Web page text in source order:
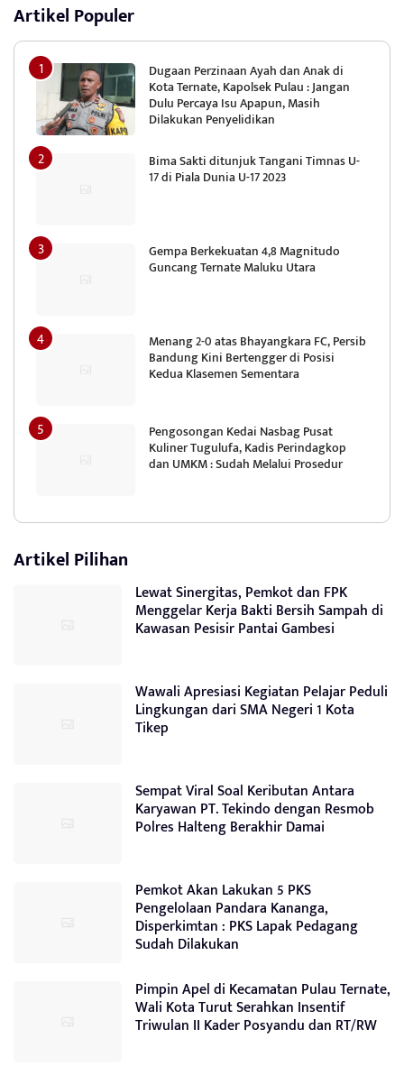
Artikel Populer
Dugaan Perzinaan Ayah dan Anak di
Kota Ternate, Kapolsek Pulau : Jangan
Dulu Percaya Isu Apapun, Masih
Dilakukan Penyelidikan
Bima Sakti ditunjuk Tangani Timnas U-
17 di Piala Dunia U-17 2023
Gempa Berkekuatan 4,8 Magnitudo
Guncang Ternate Maluku Utara
Menang 2-0 atas Bhayangkara FC, Persib
Bandung Kini Bertengger di Posisi
Kedua Klasemen Sementara
Pengosongan Kedai Nasbag Pusat
Kuliner Tugulufa, Kadis Perindagkop
dan UMKM : Sudah Melalui Prosedur
Artikel Pilihan
Lewat Sinergitas, Pemkot dan FPK
Menggelar Kerja Bakti Bersih Sampah di
Kawasan Pesisir Pantai Gambesi
Wawali Apresiasi Kegiatan Pelajar Peduli
Lingkungan dari SMA Negeri 1 Kota
Tikep
Sempat Viral Soal Keributan Antara
Karyawan PT. Tekindo dengan Resmob
Polres Halteng Berakhir Damai
Pemkot Akan Lakukan 5 PKS
Pengelolaan Pandara Kananga,
Disperkimtan : PKS Lapak Pedagang
Sudah Dilakukan
Pimpin Apel di Kecamatan Pulau Ternate,
Wali Kota Turut Serahkan Insentif
Triwulan II Kader Posyandu dan RT/RW